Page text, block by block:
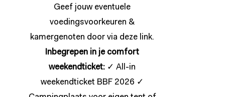
Geef jouw eventuele
voedingsvoorkeuren &
kamergenoten door via deze link.
Inbegrepen in je comfort
weekendticket: ✓ All-in
weekendticket BBF 2026 ✓